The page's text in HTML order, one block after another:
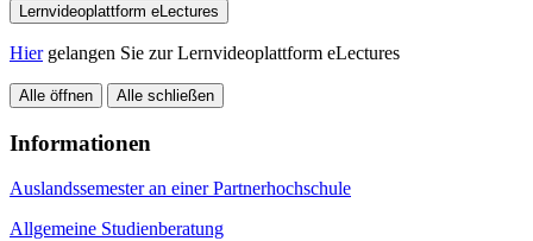
Lernvideoplattform eLectures
Hiergelangen Sie zur Lernvideoplattform eLectures
Alle öffnen Alle schließen
Informationen
Auslandssemester an einer Partnerhochschule
Allgemeine Studienberatung